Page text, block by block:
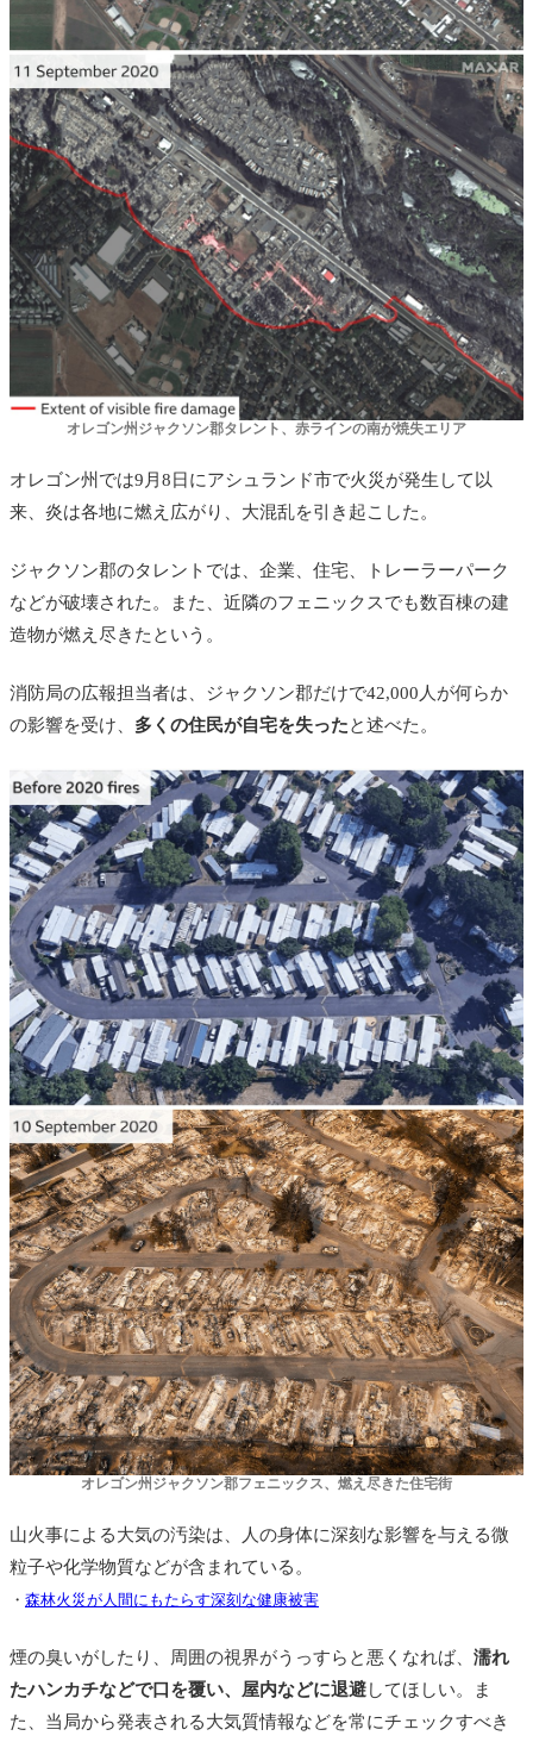
オレゴン州ジャクソン郡タレント、赤ラインの南が焼失エリア
オレゴン州では9月8日にアシュランド市で火災が発生して以
来、炎は各地に燃え広がり、大混乱を引き起こした。
ジャクソン郡のタレントでは、企業、住宅、トレーラーパーク
などが破壊された。また、近隣のフェニックスでも数百棟の建
造物が燃え尽きたという。
消防局の広報担当者は、ジャクソン郡だけで42,000人が何らか
の影響を受け、 多くの住民が自宅を失ったと述べた。
オレゴン州ジャクソン郡フェニックス、燃え尽きた住宅街
山火事による大気の汚染は、人の身体に深刻な影響を与える微
粒子や化学物質などが含まれている。
・ 森林火災が人間にもたらす深刻な健康被害
煙の臭いがしたり、周囲の視界がうっすらと悪くなれば、 濡れ
たハンカチなどで口を覆い、屋内などに退避してほしい。ま
た、当局から発表される大気質情報などを常にチェックすべき